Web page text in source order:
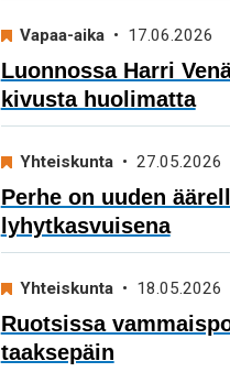
Vapaa-aika• 17.06.2026
Luonnossa Harri
kivusta huolimatta
Yhteiskunta• 27.05.2026
Perhe on uuden
lyhytkasvuisena
Yhteiskunta• 18.05.2026
Ruotsissa
taaksepäin